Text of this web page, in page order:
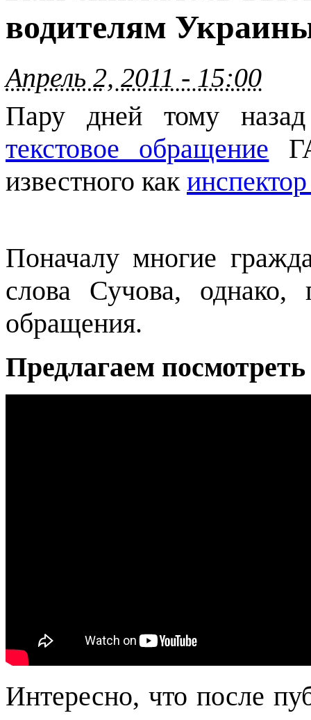
водителям
Апрель 2, 2011 - 15:00
Пару дней тому
текстовое обращение
известного как
Поначалу многие
слова Сучова, однако,
обращения.
Предлагаем
Интересно, что после